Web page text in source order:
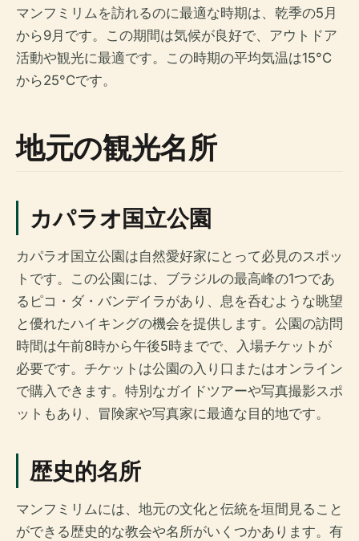
マンフミリムを訪れるのに最適な時期は、乾季の5月
から9月です。この期間は気候が良好で、アウトドア
活動や観光に最適です。この時期の平均気温は15°C
から25°Cです。
地元の観光名所
カパラオ国立公園
カパラオ国立公園は自然愛好家にとって必見のスポッ
トです。この公園には、ブラジルの最高峰の1つであ
るピコ・ダ・バンデイラがあり、息を呑むような眺望
と優れたハイキングの機会を提供します。公園の訪問
時間は午前8時から午後5時までで、入場チケットが
必要です。チケットは公園の入り口またはオンライン
で購入できます。特別なガイドツアーや写真撮影スポ
ットもあり、冒険家や写真家に最適な目的地です。
歴史的名所
マンフミリムには、地元の文化と伝統を垣間見ること
ができる歴史的な教会や名所がいくつかあります。有